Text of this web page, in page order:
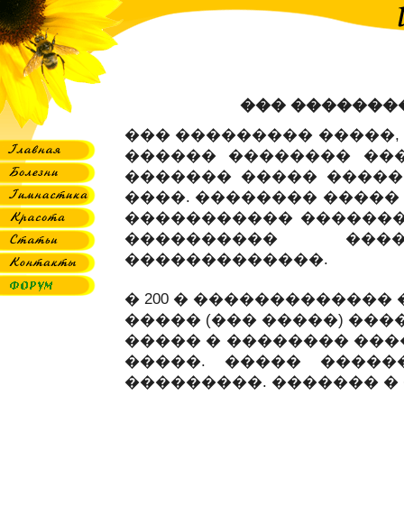
���
��� ���������
������ ��������
������� �����
����. ��������
�����������
����������
�������������.
� 200 �
����� (��� �����)
����� � ��������
�����. �����
���������. �������